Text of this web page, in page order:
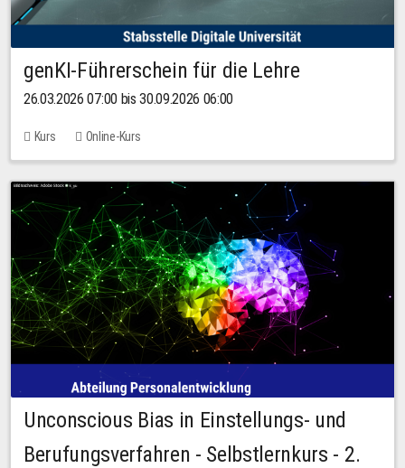
genKI-Führerschein für die Lehre
26.03.2026 07:00 bis 30.09.2026 06:00
Kurs Online-Kurs
Unconscious Bias in Einstellungs- und
Berufungsverfahren - Selbstlernkurs - 2.